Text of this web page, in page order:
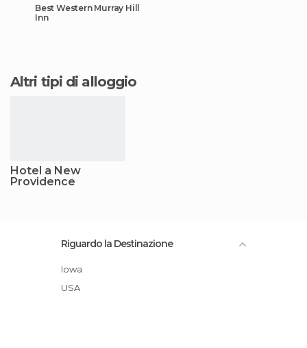
Best Western Murray Hill
Inn
Altri tipi di alloggio
Hotel a New
Providence
Riguardo la Destinazione
Iowa
USA